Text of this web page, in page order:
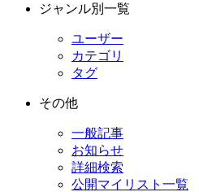
ジャンル別一覧
ユーザー
カテゴリ
タグ
その他
一般記事
お知らせ
詳細検索
公開マイリスト一覧